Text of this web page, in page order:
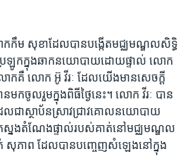
កឹម សុខា​ដែល​បាន​បង្កើត​មជ្ឈមណ្ឌល​សិទិ្ធ​
ឡូក​ក្នុង​ឆាក​នយោបាយ​ដោយ​ផ្ទាល់​ លោក​
គឺ ​លោក អ៊ូ វីរៈ ​ដែល​យើង​មាន​សេចក្តី​
ក​ចូលរួម​ក្នុង​ពិធី​ថ្ងៃនេះ។ លោក វីរៈ បាន​
ែល​ជា​ស្ថាប័ន​ស្រាវជ្រាវ​គោល​នយោបាយ​
ស្នង​តំណែង​ផ្ទាល់​របស់​គាត់​នៅ​មជ្ឈមណ្ឌល​
សុភាព​ ដែល​បាន​បញ្ចេញ​សំឡេង​នៅ​ក្នុង​